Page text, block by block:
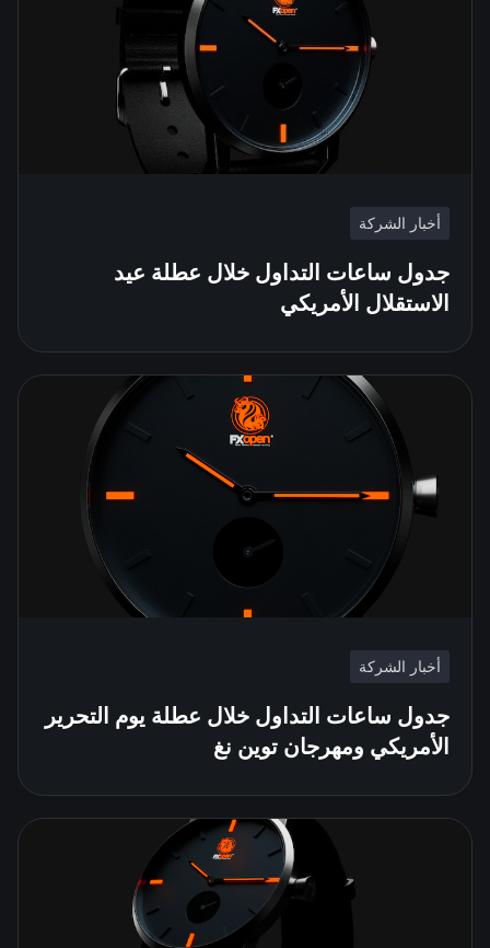
أخبار الشركة
جدول ساعات التداول خلال عطلة عيد
الاستقلال الأمريكي
أخبار الشركة
جدول ساعات التداول خلال عطلة يوم التحرير
الأمريكي ومهرجان توين نغ